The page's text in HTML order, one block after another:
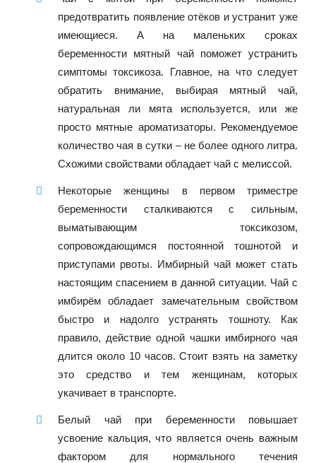
предотвратить появление отёков и устранит уже
имеющиеся. А на маленьких сроках
беременности мятный чай поможет устранить
симптомы токсикоза. Главное, на что следует
обратить внимание, выбирая мятный чай,
натуральная ли мята используется, или же
просто мятные ароматизаторы. Рекомендуемое
количество чая в сутки – не более одного литра.
Схожими свойствами обладает чай с мелиссой.
Некоторые женщины в первом триместре
беременности сталкиваются с сильным,
выматывающим токсикозом,
сопровождающимся постоянной тошнотой и
приступами рвоты. Имбирный чай может стать
настоящим спасением в данной ситуации. Чай с
имбирём обладает замечательным свойством
быстро и надолго устранять тошноту. Как
правило, действие одной чашки имбирного чая
длится около 10 часов. Стоит взять на заметку
это средство и тем женщинам, которых
укачивает в транспорте.
Белый чай при беременности повышает
усвоение кальция, что является очень важным
фактором для нормального течения